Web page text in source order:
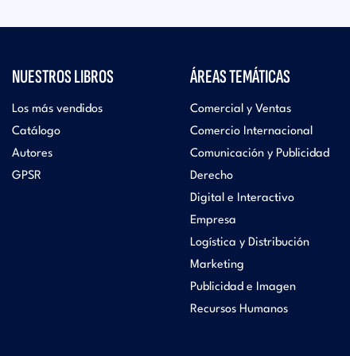
NUESTROS LIBROS
Los más vendidos
Catálogo
Autores
GPSR
ÁREAS TEMÁTICAS
Comercial y Ventas
Comercio Internacional
Comunicación y Publicidad
Derecho
Digital e Interactivo
Empresa
Logística y Distribución
Marketing
Publicidad e Imagen
Recursos Humanos